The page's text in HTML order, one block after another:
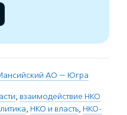
АО — Югра
, взаимодействие НКО
, НКО и власть, НКО-